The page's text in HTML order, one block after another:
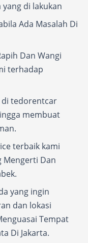
di lakukan
Ada Masalah Di
Dan Wangi
terhadap
tedorentcar
membuat
terbaik kami
Mengerti Dan
yang ingin
dan lokasi
Tempat
Di Jakarta.